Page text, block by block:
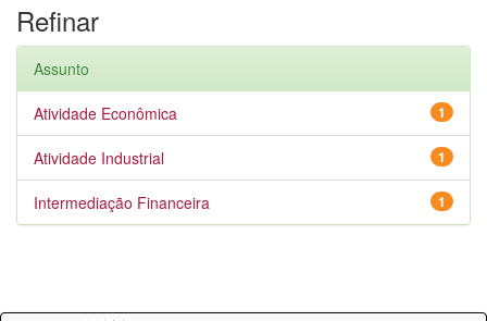
Refinar
Assunto
1
Atividade Econômica
1
Atividade Industrial
1
Intermediação Financeira